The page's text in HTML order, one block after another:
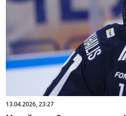
13.04.2026, 23:27